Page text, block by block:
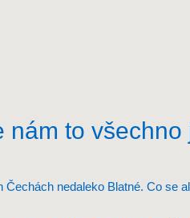
nám to všechno
nedaleko Blatné. Co se